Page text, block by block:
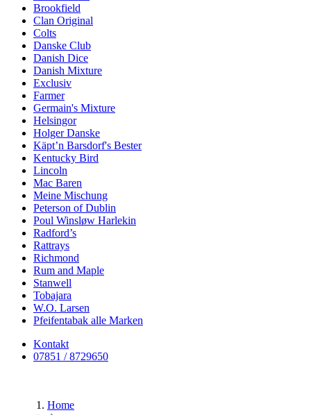
Brookfield
Clan Original
Colts
Danske Club
Danish Dice
Danish Mixture
Exclusiv
Farmer
Germain's Mixture
Helsingor
Holger Danske
Käpt’n Barsdorf's Bester
Kentucky Bird
Lincoln
Mac Baren
Meine Mischung
Peterson of Dublin
Poul Winsløw Harlekin
Radford’s
Rattrays
Richmond
Rum and Maple
Stanwell
Tobajara
W.O. Larsen
Pfeifentabak alle Marken
Kontakt
07851 / 8729650
Home